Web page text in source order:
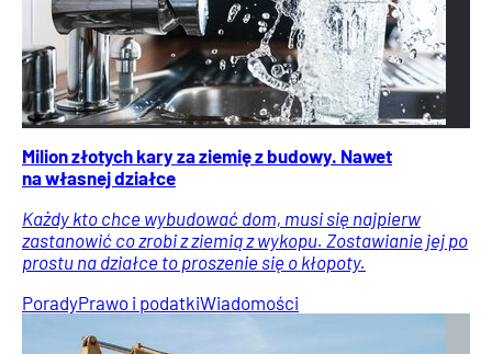
Milion złotych kary za ziemię z budowy. Nawet
na własnej działce
Każdy kto chce wybudować dom, musi się najpierw
zastanowić co zrobi z ziemią z wykopu. Zostawianie jej po
prostu na działce to proszenie się o kłopoty.
PoradyPrawo i podatkiWiadomości